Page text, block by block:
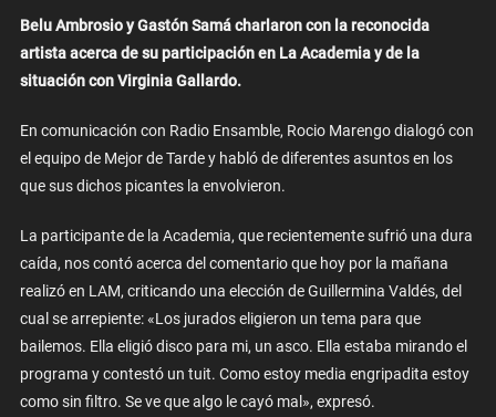
Belu Ambrosio y Gastón Samá charlaron con la reconocida
artista acerca de su participación en La Academia y de la
situación con Virginia Gallardo.
En comunicación con Radio Ensamble, Rocio Marengo dialogó con
el equipo de Mejor de Tarde y habló de diferentes asuntos en los
que sus dichos picantes la envolvieron.
La participante de la Academia, que recientemente sufrió una dura
caída, nos contó acerca del comentario que hoy por la mañana
realizó en LAM, criticando una elección de Guillermina Valdés, del
cual se arrepiente: «Los jurados eligieron un tema para que
bailemos. Ella eligió disco para mi, un asco. Ella estaba mirando el
programa y contestó un tuit. Como estoy media engripadita estoy
como sin filtro. Se ve que algo le cayó mal», expresó.